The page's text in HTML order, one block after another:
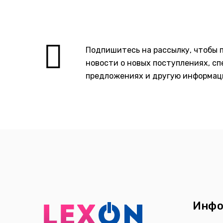
Подпишитесь на рассылку, чтобы
новости о новых поступлениях,
предложениях и другую